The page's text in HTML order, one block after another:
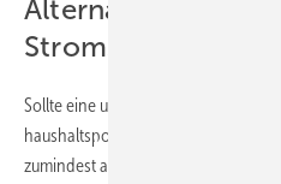
Alternativen zur
Sollte eine unmittelbare Absenkung
haushaltspolitischen Gründen nicht
zumindest andere